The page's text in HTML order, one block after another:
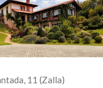
11 (Zalla)